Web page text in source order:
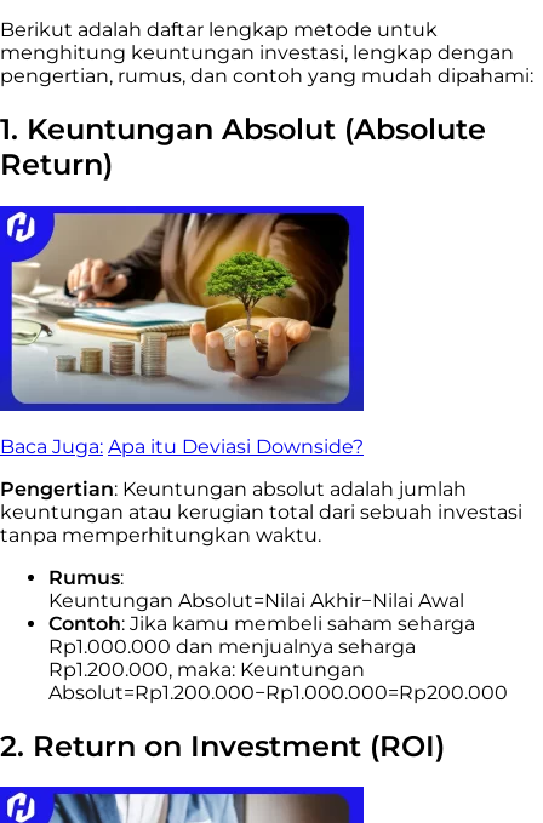
Berikut adalah daftar lengkap metode untuk
menghitung keuntungan investasi, lengkap dengan
pengertian, rumus, dan contoh yang mudah dipahami:
1. Keuntungan Absolut (Absolute
Return)
Baca Juga: Apa itu Deviasi Downside?
Pengertian: Keuntungan absolut adalah jumlah
keuntungan atau kerugian total dari sebuah investasi
tanpa memperhitungkan waktu.
Rumus:
Keuntungan Absolut=Nilai Akhir−Nilai Awal
Contoh: Jika kamu membeli saham seharga
Rp1.000.000 dan menjualnya seharga
Rp1.200.000, maka: Keuntungan
Absolut=Rp1.200.000−Rp1.000.000=Rp200.000
2. Return on Investment (ROI)